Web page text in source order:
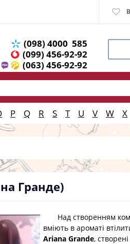
(098) 4000 585
(099) 456-92-92
(063) 456-92-92
P Q R S T U V W X
Гранде)
Над створенням
вміють в ароматі
Ariana Grande,